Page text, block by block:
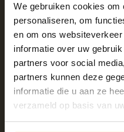
We gebruiken cookies
personaliseren, om
en om ons
informatie over uw
partners voor social
partners kunnen deze
informatie die u aan ze
verzameld op basis van